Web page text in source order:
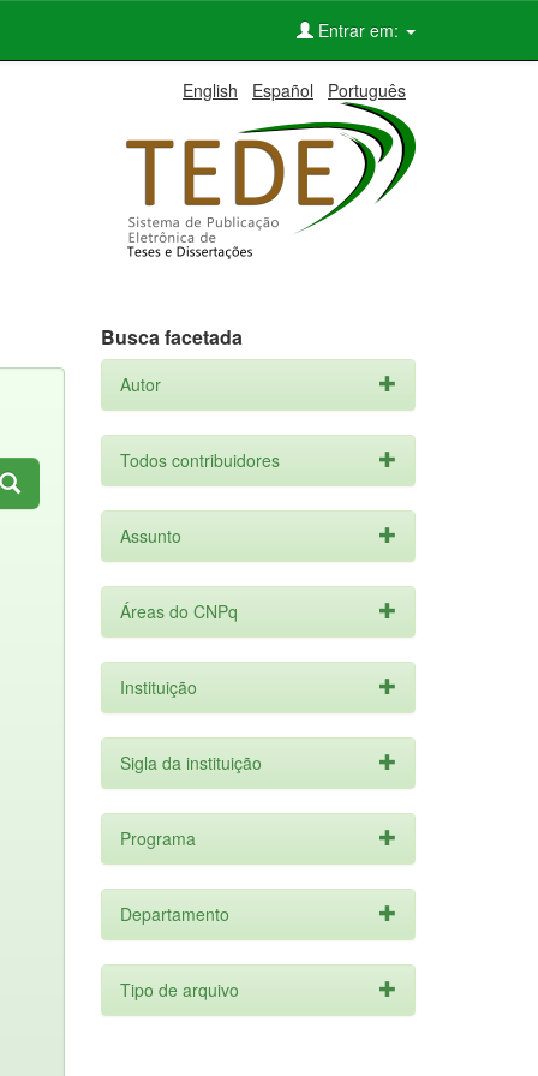
Entrar em:
English Español Português
Busca facetada
Autor
Todos contribuidores
Assunto
Áreas do CNPq
Instituição
Sigla da instituição
Programa
Departamento
Tipo de arquivo